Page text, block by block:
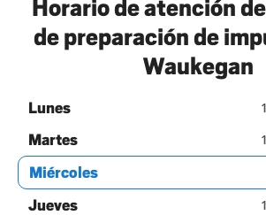
Horario de atención
de preparación de
Waukegan
Lunes
Martes
Miércoles
Jueves